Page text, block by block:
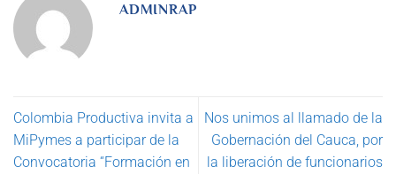
ADMINRAP
Colombia Productiva invita a
MiPymes a participar de la
Convocatoria “Formación en
Nos unimos al llamado de la
Gobernación del Cauca, por
la liberación de funcionarios